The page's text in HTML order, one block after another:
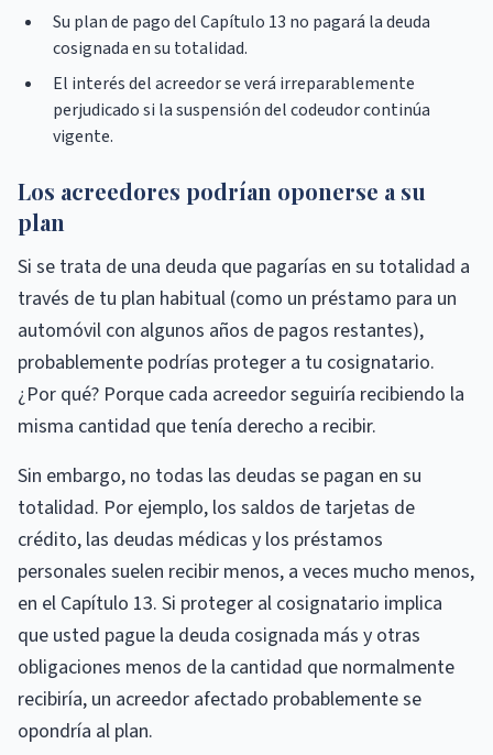
Su plan de pago del Capítulo 13 no pagará la deuda
cosignada en su totalidad.
El interés del acreedor se verá irreparablemente
perjudicado si la suspensión del codeudor continúa
vigente.
Los acreedores podrían oponerse a su
plan
Si se trata de una deuda que pagarías en su totalidad a
través de tu plan habitual (como un préstamo para un
automóvil con algunos años de pagos restantes),
probablemente podrías proteger a tu cosignatario.
¿Por qué? Porque cada acreedor seguiría recibiendo la
misma cantidad que tenía derecho a recibir.
Sin embargo, no todas las deudas se pagan en su
totalidad. Por ejemplo, los saldos de tarjetas de
crédito, las deudas médicas y los préstamos
personales suelen recibir menos, a veces mucho menos,
en el Capítulo 13. Si proteger al cosignatario implica
que usted pague la deuda cosignada más y otras
obligaciones menos de la cantidad que normalmente
recibiría, un acreedor afectado probablemente se
opondría al plan.